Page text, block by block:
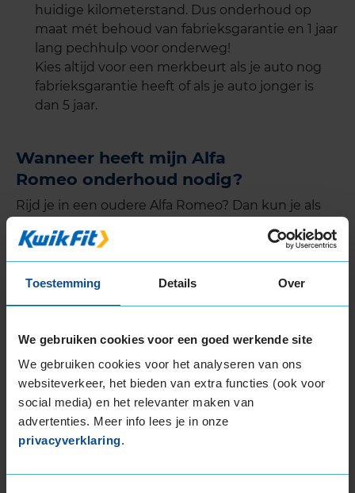
Toestemming Details Over
We gebruiken cookies voor een goed werkende site
We gebruiken cookies voor het analyseren van ons
websiteverkeer, het bieden van extra functies (ook voor
social media) en het relevanter maken van
advertenties. Meer info lees je in onze
privacyverklaring.
huidige kilometerstand. Dus onderhoud op
maat mét behoud van fabrieksgarantie en 1 jaar
lang pechhulp voor onderweg!
Kies altijd voor een merkbeurt als je auto nog
fabrieksgarantie heeft of als je auto jonger is
dan 5 jaar.
Wanneer heeft mijn Alfa
Romeo onderhoud nodig?
Rijd je in een oudere Alfa Romeo? Dan kun je als
kilometer is het tijd voor een onderhoudsbeurt.
Rijd je in een nieuwe Alfa Romeo? Dan verschijnt
er meestal een melding in je dashboard als het tijd
De KwikFit merkbeurt